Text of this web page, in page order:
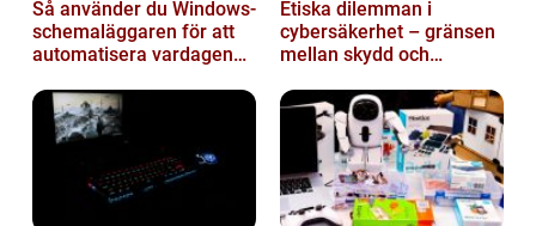
Så använder du Windows-
schemaläggaren för att
automatisera vardagen
Etiska dilemman i
cybersäkerhet – gränsen
mellan skydd och